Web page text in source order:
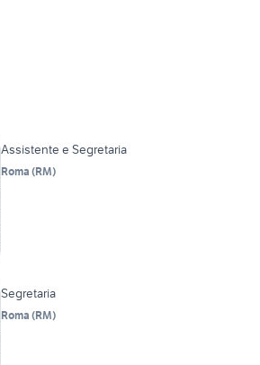
Assistente e Segretaria
Roma (RM)
Segretaria
Roma (RM)